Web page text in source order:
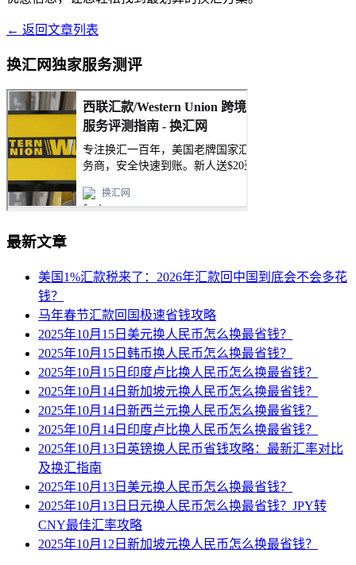
← 返回文章列表
换汇网独家服务测评
最新文章
美国1%汇款税来了：2026年汇款回中国到底会不会多花
钱？
马年春节汇款回国极速省钱攻略
2025年10月15日美元换人民币怎么换最省钱？
2025年10月15日韩币换人民币怎么换最省钱？
2025年10月15日印度卢比换人民币怎么换最省钱？
2025年10月14日新加坡元换人民币怎么换最省钱？
2025年10月14日新西兰元换人民币怎么换最省钱？
2025年10月14日印度卢比换人民币怎么换最省钱？
2025年10月13日英镑换人民币省钱攻略：最新汇率对比
及换汇指南
2025年10月13日美元换人民币怎么换最省钱？
2025年10月13日日元换人民币怎么换最省钱？JPY转
CNY最佳汇率攻略
2025年10月12日新加坡元换人民币怎么换最省钱？